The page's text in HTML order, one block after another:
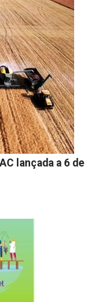
lançada a 6 de